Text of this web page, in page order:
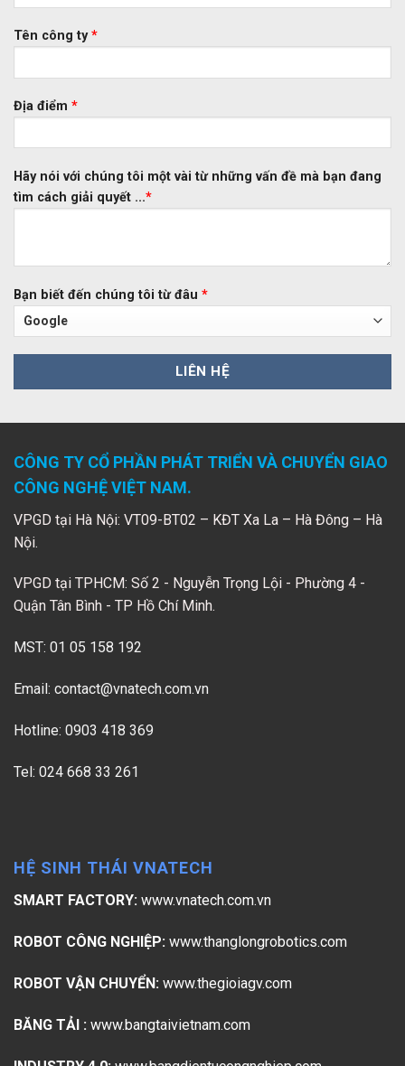
Tên công ty*
Địa điểm *
Hãy nói với chúng tôi một vài từ những vấn đề mà bạn đang
tìm cách giải quyết ...*
Bạn biết đến chúng tôi từ đâu *
CÔNG TY CỔ PHẦN PHÁT TRIỂN VÀ CHUYỂN GIAO
CÔNG NGHỆ VIỆT NAM.
VPGD tại Hà Nội: VT09-BT02 – KĐT Xa La – Hà Đông – Hà
Nội.
VPGD tại TPHCM: Số 2 - Nguyễn Trọng Lội - Phường 4 -
Quận Tân Bình - TP Hồ Chí Minh.
MST: 01 05 158 192
Email: contact@vnatech.com.vn
Hotline: 0903 418 369
Tel: 024 668 33 261
HỆ SINH THÁI VNATECH
SMART FACTORY: www.vnatech.com.vn
ROBOT CÔNG NGHIỆP: www.thanglongrobotics.com
ROBOT VẬN CHUYỂN: www.thegioiagv.com
BĂNG TẢI : www.bangtaivietnam.com